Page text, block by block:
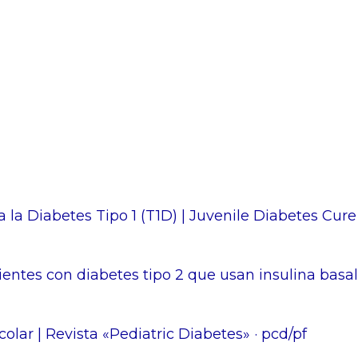
Diabetes Tipo 1 (T1D) | Juvenile Diabetes Cure
con diabetes tipo 2 que usan insulina basal
| Revista «Pediatric Diabetes» · pcd/pf